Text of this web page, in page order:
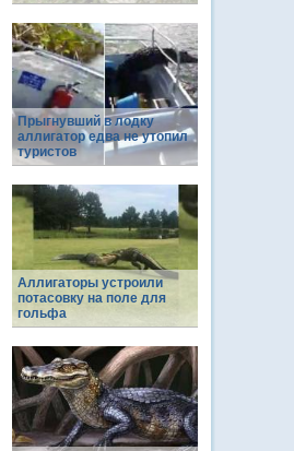
Прыгнувший в лодку
аллигатор едва не утопил
туристов
Аллигаторы устроили
потасовку на поле для
гольфа